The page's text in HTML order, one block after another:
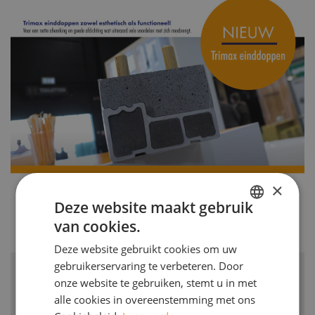
Siehe auch
×
Deze website maakt gebruik
van cookies.
Deze website gebruikt cookies om uw
gebruikerservaring te verbeteren. Door
onze website te gebruiken, stemt u in met
alle cookies in overeenstemming met ons